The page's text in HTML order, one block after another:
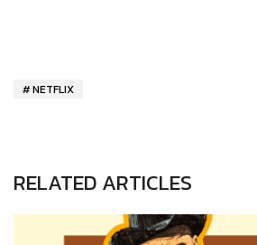
NETFLIX
RELATED ARTICLES